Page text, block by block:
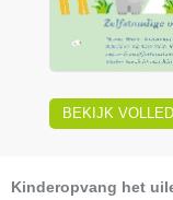
BEKIJK
Kinderopvang het